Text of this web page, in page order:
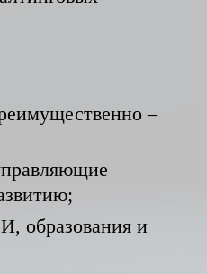
–
образования и